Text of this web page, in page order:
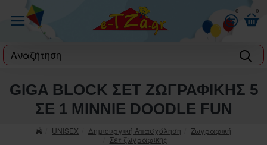
0 0
label
UNISEX Δημιουργική Απασχόληση
Ζωγραφική
Σετ ζωγραφικης
GIGA BLOCK ΣΕΤ ΖΩΓΡΑΦΙΚΗΣ 5
ΣΕ 1 MINNIE DOODLE FUN